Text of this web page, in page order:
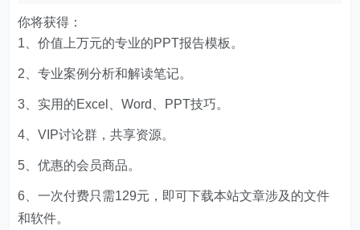
你将获得：
1、价值上万元的专业的PPT报告模板。
2、专业案例分析和解读笔记。
3、实用的Excel、Word、PPT技巧。
4、VIP讨论群，共享资源。
5、优惠的会员商品。
6、一次付费只需129元，即可下载本站文章涉及的文件
和软件。